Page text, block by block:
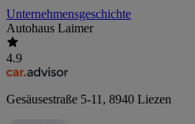
Unternehmensgeschichte
Autohaus Laimer
4.9
Gesäusestraße 5-11 , 8940 Liezen